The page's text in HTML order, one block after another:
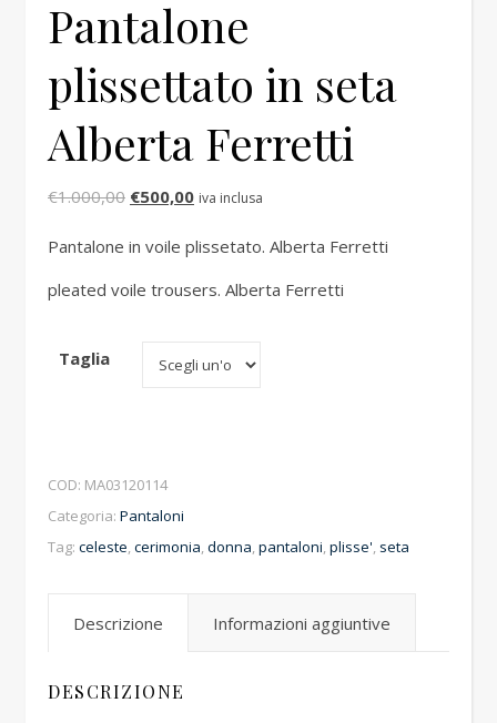
Pantalone
plissettato in seta
Alberta Ferretti
€1.000,00 Il prezzo originale era: €1.000,00.
€500,00Il prezzo attuale è: €500,00.
iva inclusa
Pantalone in voile plissetato. Alberta Ferretti
pleated voile trousers. Alberta Ferretti
Taglia
COD: MA03120114
Categoria: Pantaloni
Tag: celeste,cerimonia,donna,pantaloni,plisse', seta
Descrizione Informazioni aggiuntive
DESCRIZIONE